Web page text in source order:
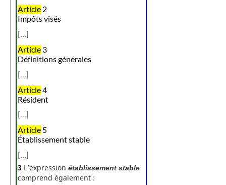
Article 2
Impôts visés
[...]
Article 3
Définitions générales
[...]
Article4
Résident
[...]
Article 5
Établissement stable
[...]
3 L’expression établissement stable
comprend également :